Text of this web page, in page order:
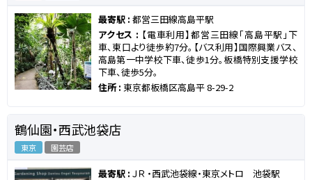
最寄駅 : 都営三田線高島平駅
アクセス : 【電車利用】都営三田線「高島平駅」下
車、東口より徒歩約7分。【バス利用】国際興業バス、
高島第一中学校下車、徒歩1分。板橋特別支援学校
下車、徒歩5分。
住所 : 東京都板橋区高島平 8-29-2
鶴仙園・西武池袋店
東京 園芸店
最寄駅 : ＪＲ ・西武池袋線・東京メトロ 池袋駅